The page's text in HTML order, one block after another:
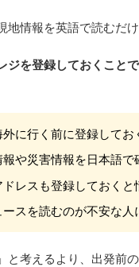
情報を英語で読むだ
ジを登録しておくこと
に行く前に登録してお
や災害情報を日本語で
レスも登録しておくと
スを読むのが不安な人
と考えるより、出発前